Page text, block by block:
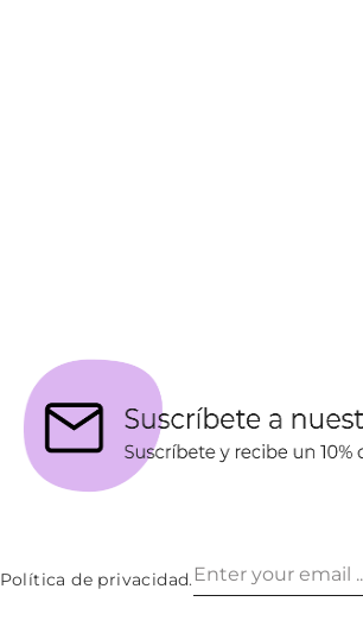
Política de privacidad.